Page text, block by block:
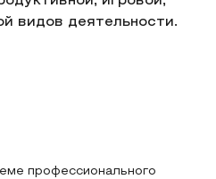
видов деятельности.
профессионального